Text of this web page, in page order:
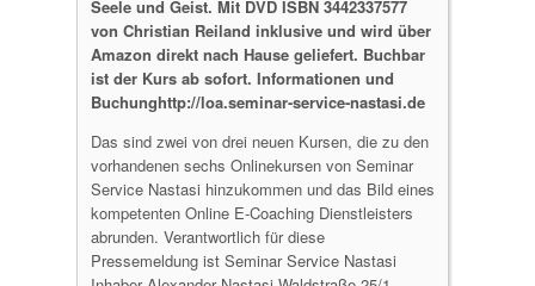
Seele und Geist. Mit DVD ISBN 3442337577
von Christian Reiland inklusive und wird über
Amazon direkt nach Hause geliefert. Buchbar
ist der Kurs ab sofort. Informationen und
Buchunghttp://loa.seminar-service-nastasi.de
Das sind zwei von drei neuen Kursen, die zu den
vorhandenen sechs Onlinekursen von Seminar
Service Nastasi hinzukommen und das Bild eines
kompetenten Online E-Coaching Dienstleisters
abrunden. Verantwortlich für diese
Pressemeldung ist Seminar Service Nastasi